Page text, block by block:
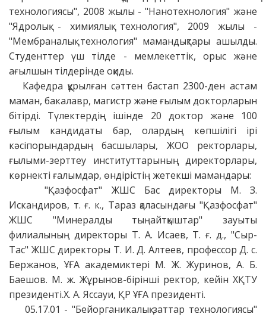
технологиясы", 2008 жылы - "Нанотехнология" және
"Ядролық - химиялық технология", 2009 жылы -
"Мембраналық технология" мамандықтары ашылды.
Студенттер үш тілде - мемлекеттік, орыс және
ағылшын тілдерінде оқиды.
Кафедра құрылған сәттен бастап 2300-ден астам
маман, бакалавр, магистр және ғылым докторларын
бітірді. Түлектердің ішінде 20 доктор және 100
ғылым кандидаты бар, олардың көпшілігі ірі
кәсіпорындардың басшылары, ЖОО ректорлары,
ғылыми-зерттеу институттарының директорлары,
көрнекті ғалымдар, өндірістің жетекші мамандары:
"Қазфосфат" ЖШС Бас директоры М. З.
Искандиров, т. ғ. к., Тараз қаласындағы "Қазфосфат"
ЖШС "Минералды тыңайтқыштар" зауыты
филиалының директоры Т. А. Исаев, Т. ғ. д., "Сыр-
Тас" ЖШС директоры Т. И. Д. Алтеев, профессор Д. с.
Бержанов, ҰҒА академиктері М. Ж. Журинов, А. Б.
Баешов. М. ж. Жұрынов-бірінші ректор, кейін ХҚТУ
президенті.Х. А. Яссауи, ҚР ҰҒА президенті.
05.17.01 - "Бейорганикалық заттар технологиясы"